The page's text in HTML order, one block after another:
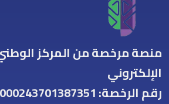
منصة مرخصة من المركز
الإلكتروني
رقم الرخصة: 2000243701387351